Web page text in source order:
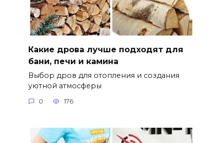
Какие дрова лучше подходят для
бани, печи и камина
Выбор дров для отопления и создания
уютной атмосферы
0 176